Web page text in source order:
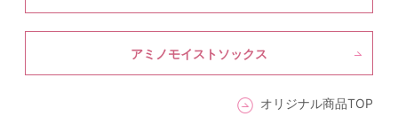
アミノモイストソックス
オリジナル商品TOP